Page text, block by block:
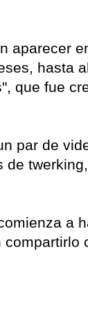
aparecer
hasta
que fue
par de
a